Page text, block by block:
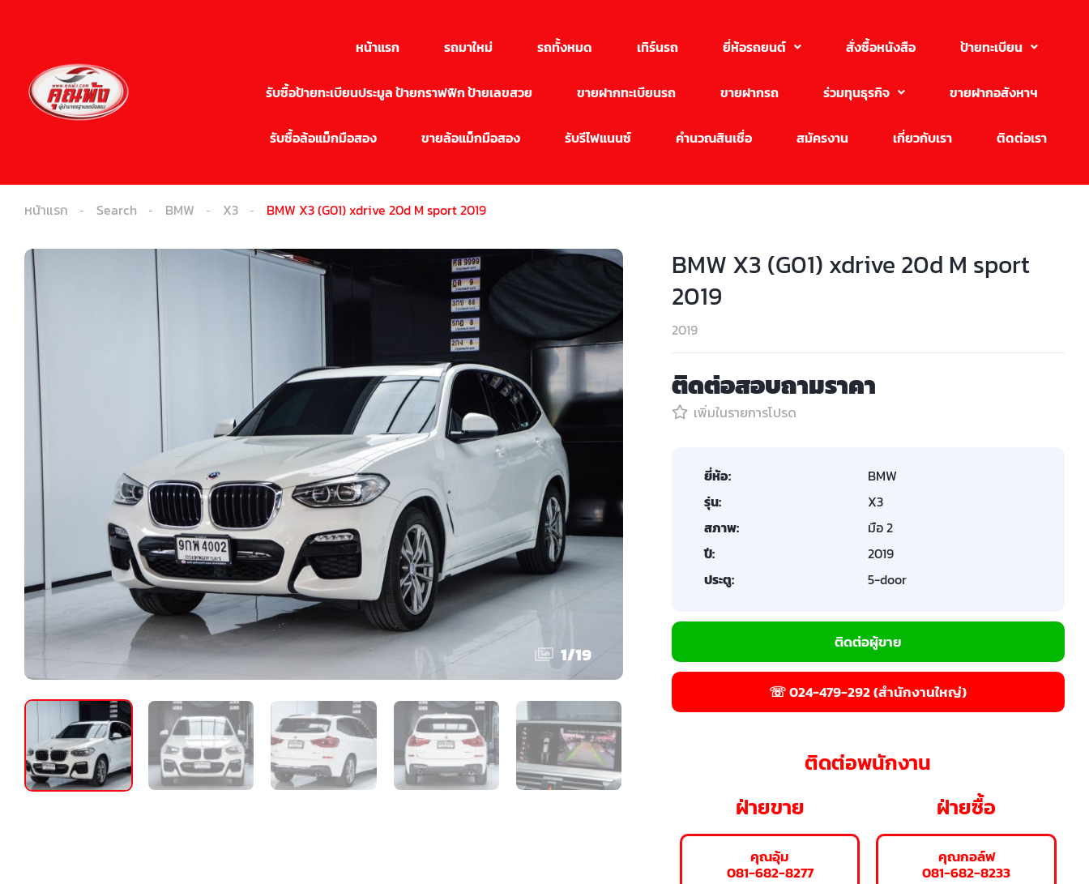
หน้าแรก รถมาใหม่ รถทั้งหมด เทิร์นรถ ยี่ห้อรถยนต์ สั่งซื้อหนังสือ ป้ายทะเบียน
รับซื้อป้ายทะเบียนประมูล ป้ายกราฟฟิก ป้ายเลขสวย ขายฝากทะเบียนรถ ขายฝากรถ ร่วมทุนธุรกิจ ขายฝากอสังหาฯ
รับซื้อล้อแม็กมือสอง ขายล้อแม็กมือสอง รับรีไฟแนนซ์ คำนวณสินเชื่อ สมัครงาน เกี่ยวกับเรา ติดต่อเรา
หน้าแรก Search BMW X3 BMW X3 (G01) xdrive 20d M sport 2019
1/19
BMW X3 (G01) xdrive 20d M sport
2019
2019
ติดต่อสอบถามราคา
เพิ่มในรายการโปรด
ยี่ห้อ:
BMW
รุ่น:
X3
สภาพ:
มือ 2
ปี:
2019
ประตู:
5-door
ติดต่อผู้ขาย
☏ 024-479-292 (สำนักงานใหญ่)
ติดต่อพนักงาน
ฝ่ายขาย
คุณอุ้ม
081-682-8277
ฝ่ายซื้อ
คุณกอล์ฟ
081-682-8233